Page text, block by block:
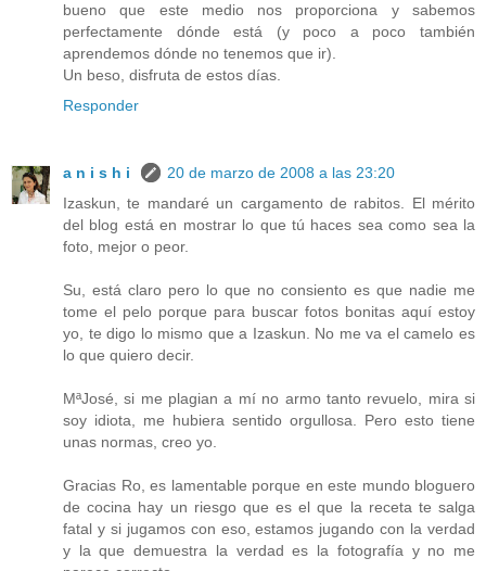
bueno que este medio nos proporciona y sabemos
perfectamente dónde está (y poco a poco también
aprendemos dónde no tenemos que ir).
Un beso, disfruta de estos días.
Responder
a n i s h i
20 de marzo de 2008 a las 23:20
Izaskun, te mandaré un cargamento de rabitos. El mérito
del blog está en mostrar lo que tú haces sea como sea la
foto, mejor o peor.
Su, está claro pero lo que no consiento es que nadie me
tome el pelo porque para buscar fotos bonitas aquí estoy
yo, te digo lo mismo que a Izaskun. No me va el camelo es
lo que quiero decir.
MªJosé, si me plagian a mí no armo tanto revuelo, mira si
soy idiota, me hubiera sentido orgullosa. Pero esto tiene
unas normas, creo yo.
Gracias Ro, es lamentable porque en este mundo bloguero
de cocina hay un riesgo que es el que la receta te salga
fatal y si jugamos con eso, estamos jugando con la verdad
y la que demuestra la verdad es la fotografía y no me